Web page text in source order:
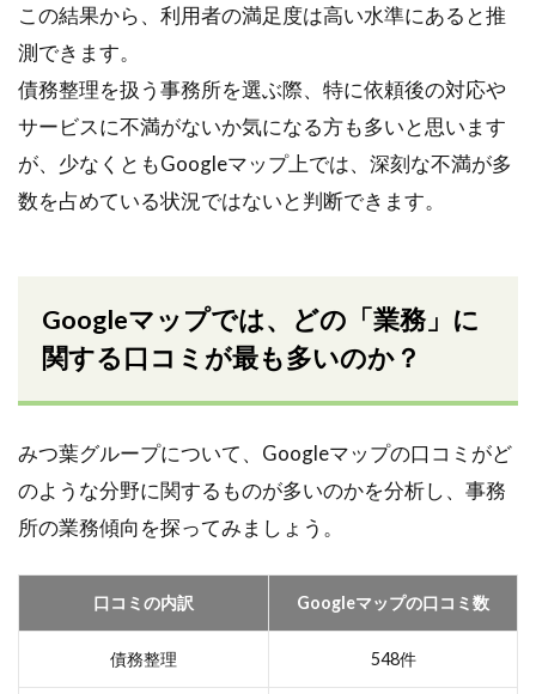
この結果から、利用者の満足度は高い水準にあると推
測できます。
債務整理を扱う事務所を選ぶ際、特に依頼後の対応や
サービスに不満がないか気になる方も多いと思います
が、少なくともGoogleマップ上では、深刻な不満が多
数を占めている状況ではないと判断できます。
Googleマップでは、どの「業務」に
関する口コミが最も多いのか？
みつ葉グループについて、Googleマップの口コミがど
のような分野に関するものが多いのかを分析し、事務
所の業務傾向を探ってみましょう。
口コミの内訳 Googleマップの口コミ数
債務整理 548件